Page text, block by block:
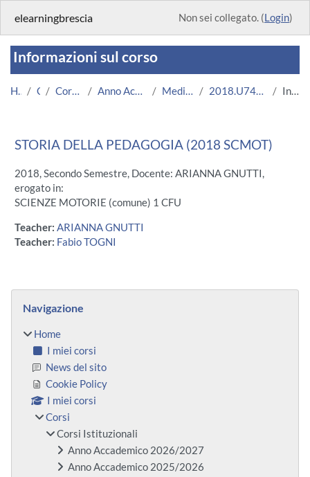
elearningbrescia Non sei collegato. (Login)
Informazioni sul corso
Home Corsi Corsi Istituzionali Anno Accademico 2018/2019 Medicina e Chirurgia 2018.U7481.08636-09.N0.13590 Introduzione
STORIA DELLA PEDAGOGIA (2018 SCMOT)
2018, Secondo Semestre, Docente: ARIANNA GNUTTI,
erogato in:
SCIENZE MOTORIE (comune) 1 CFU
Teacher: ARIANNA GNUTTI
Teacher: Fabio TOGNI
Blocchi
Navigazione
Home
I miei corsi
News del sito
Cookie Policy
I miei corsi
Corsi
Corsi Istituzionali
Anno Accademico 2026/2027
Anno Accademico 2025/2026